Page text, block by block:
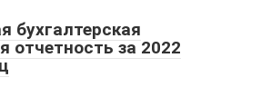
бухгалтерская
отчетность за 2022